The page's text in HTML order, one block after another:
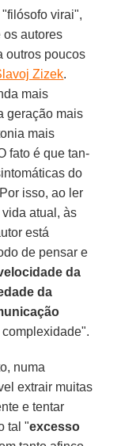
virai",
os autores
outros poucos
Zizek.
mais
geração mais
mais
fato é que tan­
do
isso, ao ler
atual, às
está
de pensar e
da
da
numa
extrair muitas
e tentar
tal "excesso